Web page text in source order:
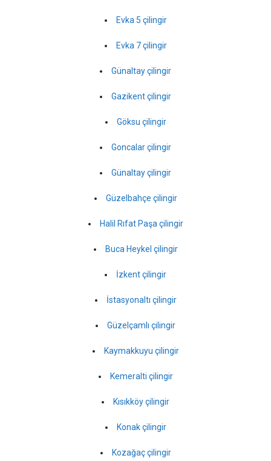
Evka 5 çilingir
Evka 7 çilingir
Günaltay çilingir
Gazikent çilingir
Göksu çilingir
Goncalar çilingir
Günaltay çilingir
Güzelbahçe çilingir
Halil Rıfat Paşa çilingir
Buca Heykel çilingir
İzkent çilingir
İstasyonaltı çilingir
Güzelçamlı çilingir
Kaymakkuyu çilingir
Kemeralti çilingir
Kısıkköy çilingir
Konak çilingir
Kozağaç çilingir